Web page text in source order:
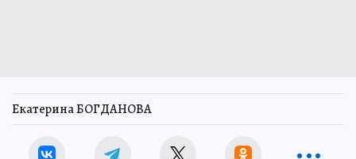
Екатерина БОГДАНОВА